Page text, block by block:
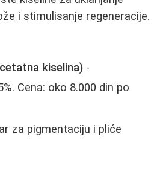
i stimulisanje regeneracije.
kiselina) -
Cena: oko 8.000 din po
za pigmentaciju i pliće